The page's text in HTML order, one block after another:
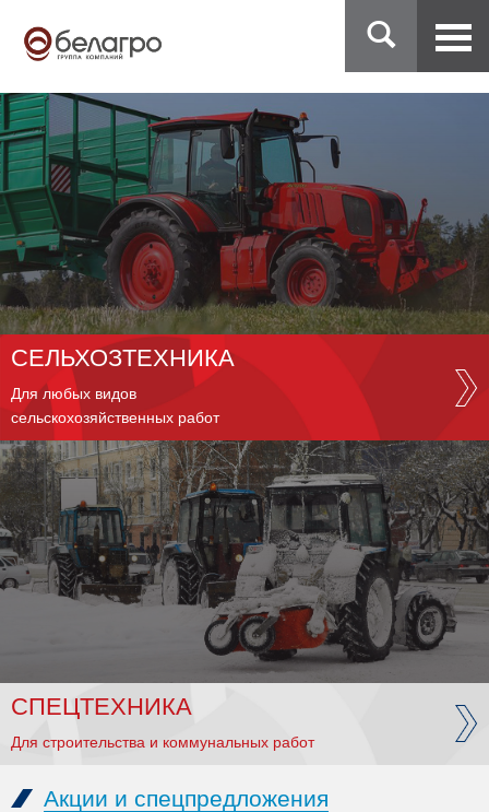
СЕЛЬХОЗТЕХНИКА
Для любых видов
сельскохозяйственных работ
СПЕЦТЕХНИКА
Для строительства и коммунальных работ
Акции и спецпредложения